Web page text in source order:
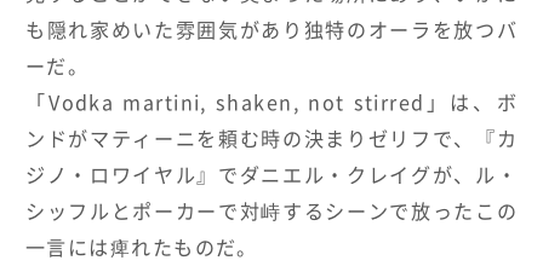
も隠れ家めいた雰囲気があり独特のオーラを放つバ
ーだ。
「Vodka martini, shaken, not stirred
」は、ボ
ンドがマティーニを頼む時の決まりゼリフで、『カ
ジノ・ロワイヤル』でダニエル・クレイグが、ル・
シッフルとポーカーで対峙するシーンで放ったこの
一言には痺れたものだ。